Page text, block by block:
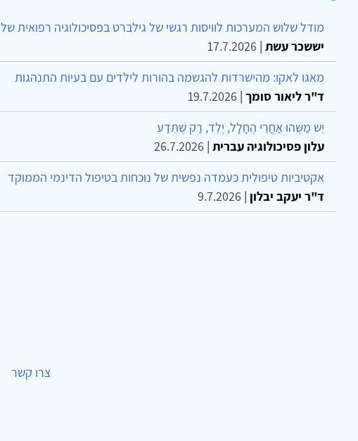
מודל שלוש המערכות לוויסות רגשי של גילברט בפסיכולוגיה רפואית של
יששכר עשת |
17.7.2026
מאגו לאקו: מהישרדות להגשמה בהורות לילדים עם בעיות התנהגות
ד"ר ליאור סומך |
19.7.2026
יֵשׁ מַשֶּׁהוּ אַחֲרֵי הֶחָלָל, יֶלֶד, רַק שֶׁתֵּדַע
עלון פסיכולוגיה עברית |
26.7.2026
אקטיביות טיפולית כעמדה נפשית של נוכחות בטיפול הדינמי הממוקד
ד"ר יעקב יבלון |
9.7.2026
צרו קשר